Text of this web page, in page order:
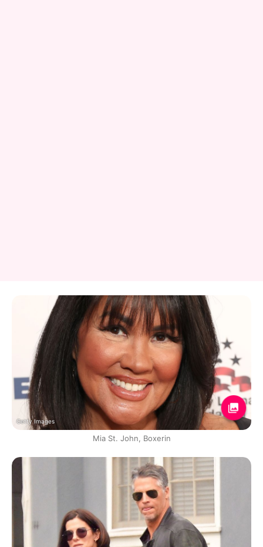
Getty Images
Mia St. John, Boxerin